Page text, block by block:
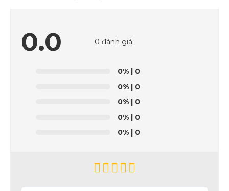
0.0 0 đánh giá
0% | 0
0% | 0
0% | 0
0% | 0
0% | 0